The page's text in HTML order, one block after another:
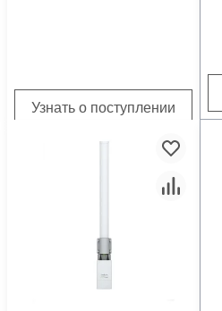
Узнать о поступлении